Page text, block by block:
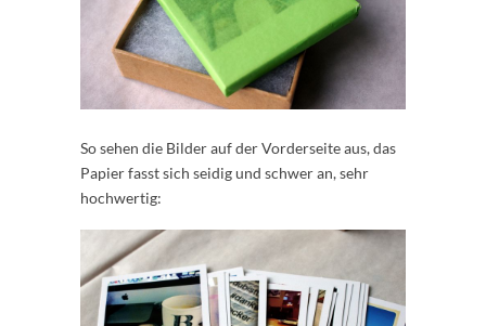
So sehen die Bilder auf der Vorderseite aus, das
Papier fasst sich seidig und schwer an, sehr
hochwertig: